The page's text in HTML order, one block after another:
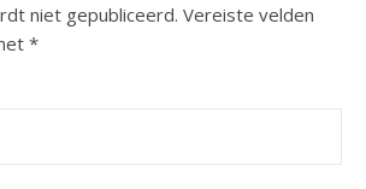
niet gepubliceerd. Vereiste velden
*